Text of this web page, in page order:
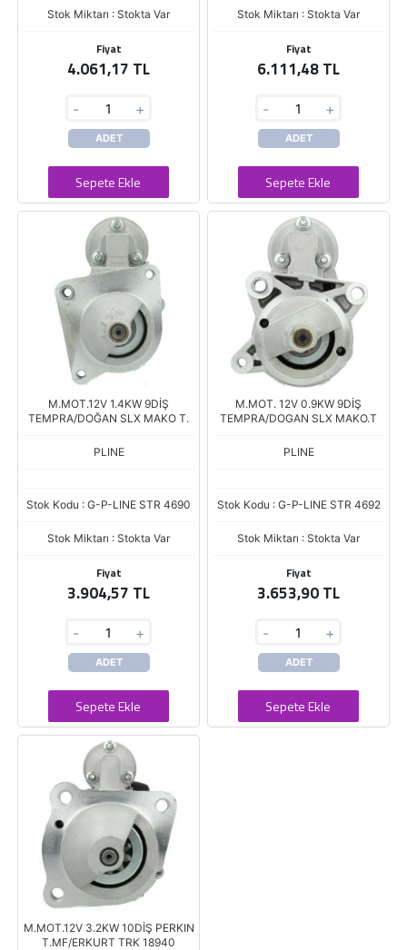
Stok Miktarı : Stokta Var
Fiyat
4.061,17 TL
- +
ADET
Sepete Ekle
Stok Miktarı : Stokta Var
Fiyat
6.111,48 TL
- +
ADET
Sepete Ekle
M.MOT.12V 1.4KW 9DİŞ
TEMPRA/DOĞAN SLX MAKO T.
PLINE
Stok Kodu : G-P-LINE STR 4690
Stok Miktarı : Stokta Var
Fiyat
3.904,57 TL
- +
ADET
Sepete Ekle
M.MOT. 12V 0.9KW 9DİŞ
TEMPRA/DOGAN SLX MAKO.T
PLINE
Stok Kodu : G-P-LINE STR 4692
Stok Miktarı : Stokta Var
Fiyat
3.653,90 TL
- +
ADET
Sepete Ekle
M.MOT.12V 3.2KW 10DİŞ PERKIN
T.MF/ERKURT TRK 18940